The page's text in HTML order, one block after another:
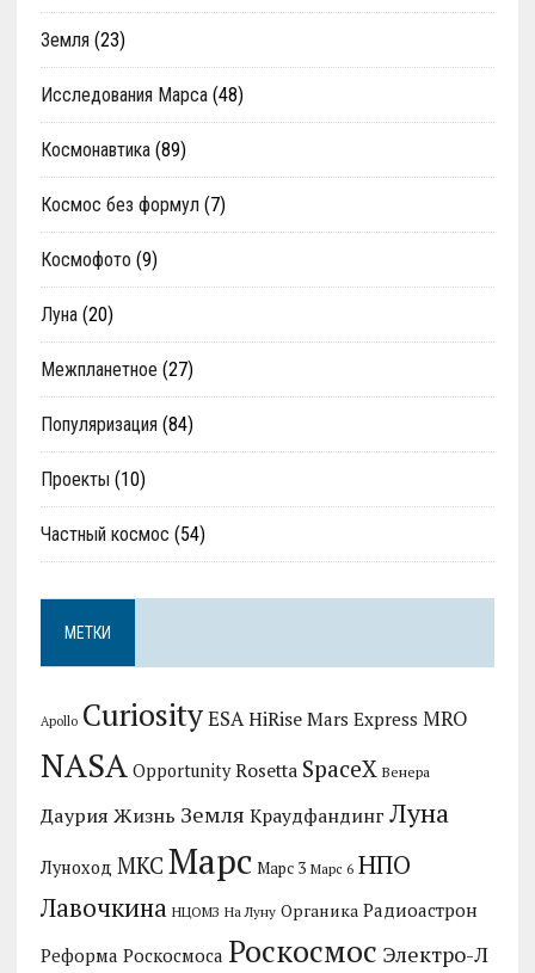
Земля (23)
Исследования Марса(48)
Космонавтика(89)
Космос без формул (7)
Космофото (9)
Луна(20)
Межпланетное (27)
Популяризация (84)
Проекты (10)
Частный космос (54)
МЕТКИ
Apollo Curiosity ESA HiRise Mars Express MRO
NASA Opportunity Rosetta SpaceX Венера
Даурия Жизнь Земля Краудфандинг Луна
Луноход МКС Марс Марс 3 Марс 6 НПО
Лавочкина НЦОМЗ На Луну Органика Радиоастрон
Реформа Роскосмоса Роскосмос Электро-Л